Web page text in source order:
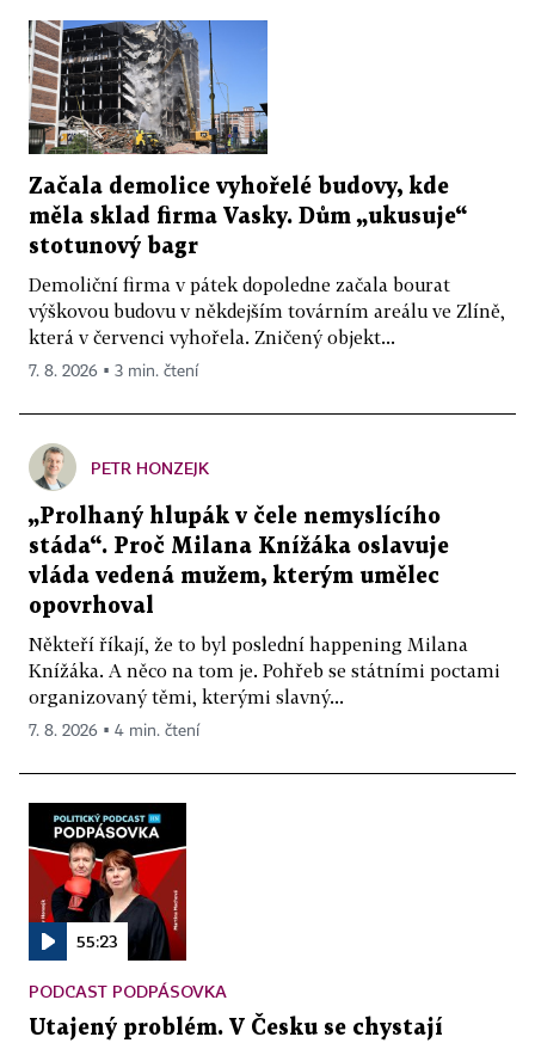
Začala demolice vyhořelé budovy, kde
měla sklad firma Vasky. Dům „ukusuje“
stotunový bagr
Demoliční firma v pátek dopoledne začala bourat
výškovou budovu v někdejším továrním areálu ve Zlíně,
která v červenci vyhořela. Zničený objekt...
7. 8. 2026 ▪ 3 min. čtení
PETR HONZEJK
„Prolhaný hlupák v čele nemyslícího
stáda“. Proč Milana Knížáka oslavuje
vláda vedená mužem, kterým umělec
opovrhoval
Někteří říkají, že to byl poslední happening Milana
Knížáka. A něco na tom je. Pohřeb se státními poctami
organizovaný těmi, kterými slavný...
7. 8. 2026 ▪ 4 min. čtení
55:23
PODCAST PODPÁSOVKA
Utajený problém. V Česku se chystají